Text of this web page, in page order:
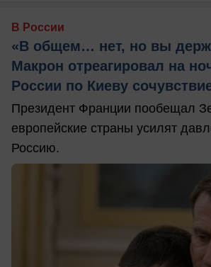
В России
«В общем… нет, но вы
Макрон отреагировал на
России по Киеву
Президент Франции пообещал
европейские страны усилят
Россию.